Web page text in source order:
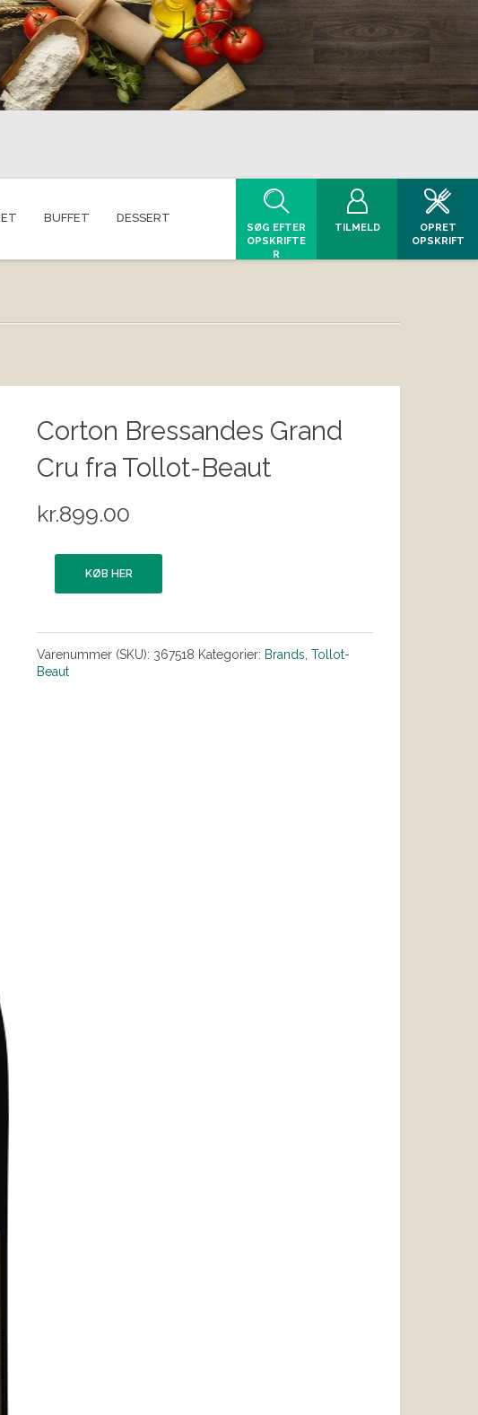
BUFFET DESSERT
SØG EFTER
OPSKRIFTE
R
TILMELD
OPRET
OPSKRIFT
Corton Bressandes Grand
Cru fra Tollot-Beaut
kr.899.00
KØB HER
Varenummer (SKU): 367518 Kategorier: Brands Tollot-
Beaut